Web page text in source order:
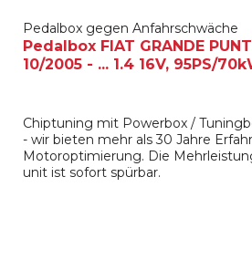
Pedalbox gegen Anfahrschwäche
Pedalbox FIAT GRANDE
10/2005 - ... 1.4 16V, 95PS/
Chiptuning mit Powerbox /
- wir bieten mehr als 30 Jahre
Motoroptimierung. Die
unit ist sofort spürbar.